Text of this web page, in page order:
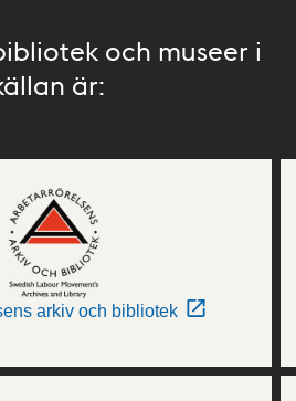
och museer i
är:
arkiv och bibliotek